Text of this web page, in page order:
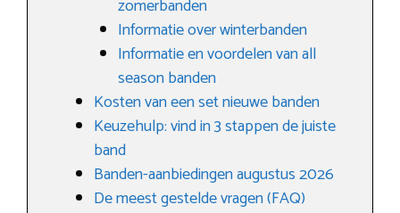
zomerbanden
Informatie over winterbanden
Informatie en voordelen van all
season banden
Kosten van een set nieuwe banden
Keuzehulp: vind in 3 stappen de juiste
band
Banden-aanbiedingen augustus 2026
De meest gestelde vragen (FAQ)